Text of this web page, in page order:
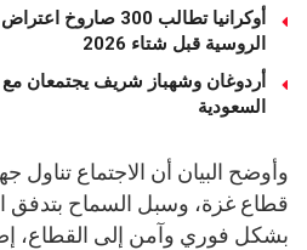
أوكرانيا تطالب 300
الروسية قبل شتاء 2026
أردوغان وشهباز شريف يجتمعان
السعودية
وأوضح البيان أن الاجتماع تناول
قطاع غزة، وسبل السماح بتدفق
بشكل فوري وآمن إلى القطاع،